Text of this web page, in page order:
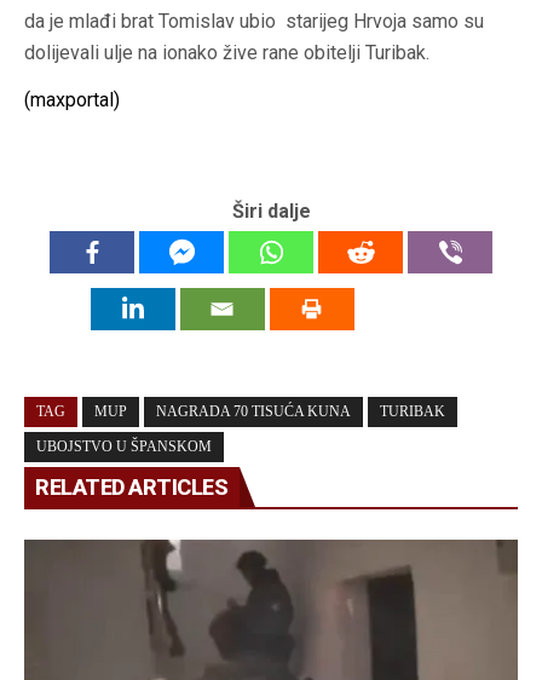
da je mlađi brat Tomislav ubio starijeg Hrvoja samo su
dolijevali ulje na ionako žive rane obitelji Turibak.
(maxportal)
Širi dalje
TAG MUP NAGRADA 70 TISUĆA KUNA TURIBAK
UBOJSTVO U ŠPANSKOM
RELATED ARTICLES